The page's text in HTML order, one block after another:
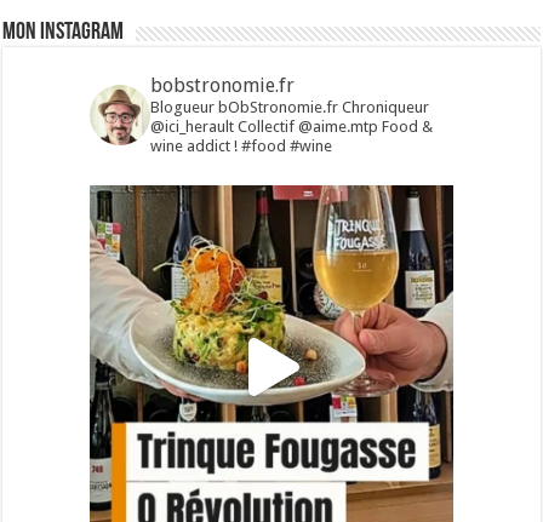
Mon Instagram
bobstronomie.fr
Blogueur bObStronomie.fr Chroniqueur
@ici_heraultCollectif @aime.mtp Food &
wine addict !#food #wine